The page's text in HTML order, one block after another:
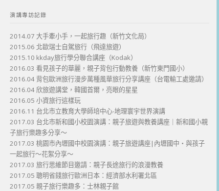
演講專訪記錄
2014.07 大手牽小手，一起旅行趣（新竹文化局）
2015.06 北歐瑞士自駕旅行（飛達旅遊）
2015.10 kkday旅行學分聯合講座（Kodak）
2016.03 看見孩子的華麗，親子背包行動教養（新竹東門國小）
2016.04 背包歐洲旅行漫步萬種風華旅行分享講座（台電輸工處邀請）
2016.04 欣旅遊講堂，韓國首爾，亮眼的星星
2016.05 小資旅行這樣玩
2016.11 台北市立教育大學師培中心-地理寰宇世界演講
2017.03 台北市新和國小校園演講：親子旅遊與教養講座｜新和國小親
子旅行樂趣多分享～
2017.03 桃園市內壢國中校園演講：親子旅遊講座|內壢國中・與孩子
一起旅行～花絮分享～
2017.03 旅行思維節目邀請：親子長途旅行的浪漫教養
2017.05 聰明省錢旅行歐洲日本：經濟部水利署北區
2017.05 親子旅行樂趣多：士林親子館